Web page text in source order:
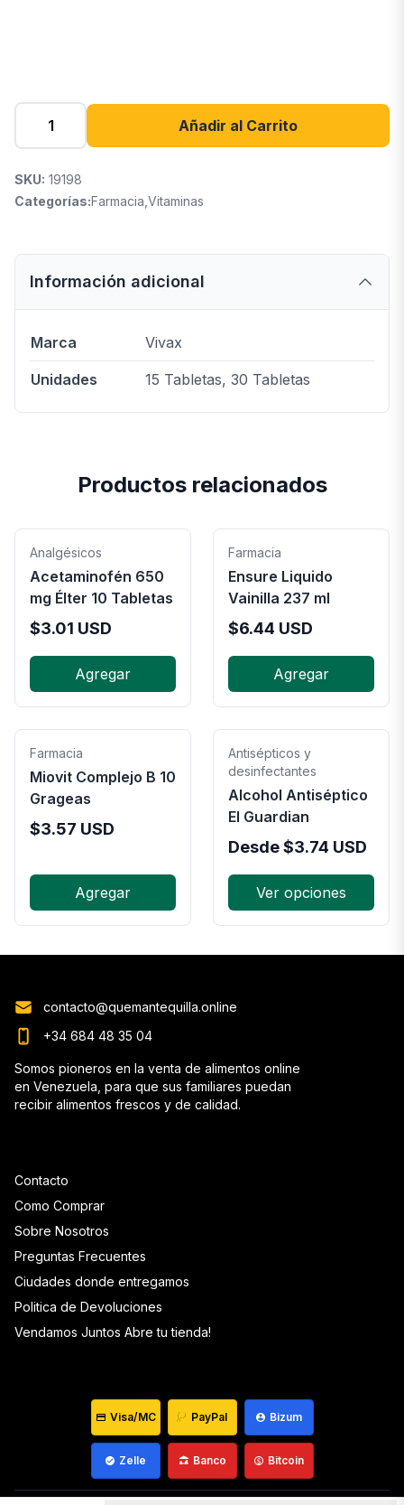
Añadir al Carrito
SKU: 19198
Categorías:Farmacia Vitaminas
Información adicional
Marca Vivax
Unidades 15 Tabletas, 30 Tabletas
Productos relacionados
Analgésicos
Acetaminofén 650
mg Élter 10 Tabletas
$3.01 USD
Agregar
Farmacia
Ensure Liquido
Vainilla 237 ml
$6.44 USD
Agregar
Farmacia
Miovit Complejo B 10
Grageas
$3.57 USD
Agregar
Antisépticos y
desinfectantes
Alcohol Antiséptico
El Guardian
Desde$3.74 USD
Ver opciones
Contacto
Como Comprar
Sobre Nosotros
Preguntas Frecuentes
Ciudades donde entregamos
Politica de Devoluciones
Vendamos Juntos Abre tu tienda!
contacto@quemantequilla.online
+34 684 48 35 04
Somos pioneros en la venta de alimentos online
en Venezuela, para que sus familiares puedan
recibir alimentos frescos y de calidad.
Visa/MC PayPal Bizum
Zelle Banco Bitcoin